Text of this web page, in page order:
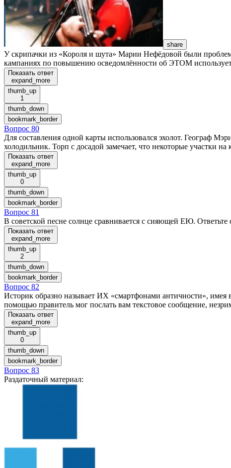
share
У скрипачки из «Короля и шута» Марии Нефёдовой были
кампаниях по повышению осведомлённости об ЭТОМ
Показать ответ
expand_more
thumb_up
1
thumb_down
bookmark_border
Вопрос 80
Для составления одной карты использовался эхолот. Географ
холодильник. Торп с досадой замечает, что некоторые
Показать ответ
expand_more
thumb_up
0
thumb_down
bookmark_border
Вопрос 81
В советской песне солнце сравнивается с сияющей ЕЮ.
Показать ответ
expand_more
thumb_up
2
thumb_down
bookmark_border
Вопрос 82
Историк образно называет ИХ «смартфонами античности»,
помощью правитель мог послать вам текстовое сообщение,
Показать ответ
expand_more
thumb_up
0
thumb_down
bookmark_border
Вопрос 83
Раздаточный материал: